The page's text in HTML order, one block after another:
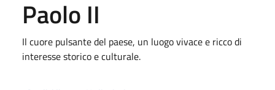
Paolo II
Il cuore pulsante del paese, un luogo vivace e ricco di
interesse storico e culturale.